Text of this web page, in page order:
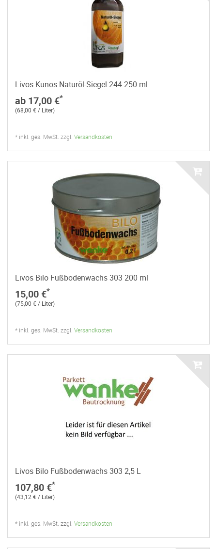
Livos Kunos Naturöl-Siegel 244 250 ml
ab 17,00 €*
(68,00 € / Liter)
* inkl. ges. MwSt. zzgl. Versandkosten
Livos Bilo Fußbodenwachs 303 200 ml
15,00 €*
(75,00 € / Liter)
* inkl. ges. MwSt. zzgl. Versandkosten
Livos Bilo Fußbodenwachs 303 2,5 L
107,80 €*
(43,12 € / Liter)
* inkl. ges. MwSt. zzgl. Versandkosten